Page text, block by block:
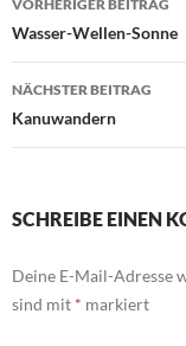
VORHERIGER BEITRAG
Wasser-Wellen-Sonne
NÄCHSTER BEITRAG
Kanuwandern
SCHREIBE EINEN
Deine E-Mail-Adresse
sind mit * markiert